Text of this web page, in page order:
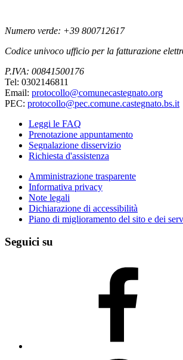
Numero verde: +39 800712617
Codice univoco ufficio per la fatturazione
P.IVA: 00841500176
Tel: 0302146811
Email: protocollo@comunecastegnato.org
PEC: protocollo@pec.comune.castegnato.bs.it
Leggi le FAQ
Prenotazione appuntamento
Segnalazione disservizio
Richiesta d'assistenza
Amministrazione trasparente
Informativa privacy
Note legali
Dichiarazione di accessibilità
Piano di miglioramento del sito e dei
Seguici su